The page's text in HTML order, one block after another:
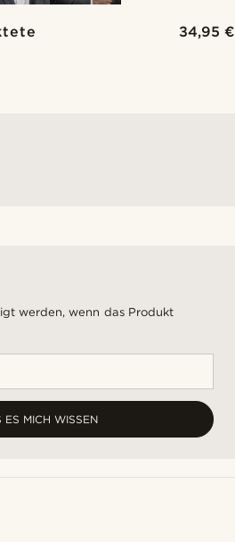
34,95 €
werden, wenn das Produkt
ES MICH WISSEN